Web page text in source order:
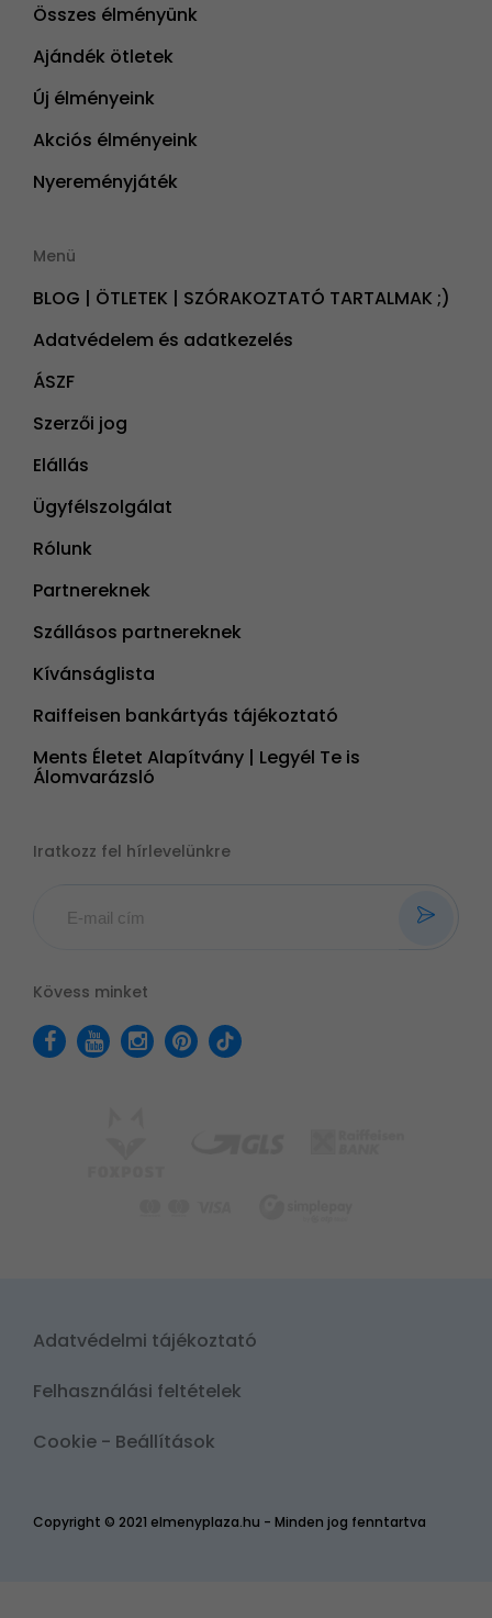
Összes élményünk
Ajándék ötletek
Új élményeink
Akciós élményeink
Nyereményjáték
Menü
BLOG | ÖTLETEK | SZÓRAKOZTATÓ TARTALMAK ;)
Adatvédelem és adatkezelés
ÁSZF
Szerzői jog
Elállás
Ügyfélszolgálat
Rólunk
Partnereknek
Szállásos partnereknek
Kívánságlista
Raiffeisen bankártyás tájékoztató
Ments Életet Alapítvány | Legyél Te is
Álomvarázsló
Iratkozz fel hírlevelünkre
Kövess minket
Copyright © 2021 elmenyplaza.hu - Minden jog fenntartva
Adatvédelmi tájékoztató
Felhasználási feltételek
Cookie - Beállítások